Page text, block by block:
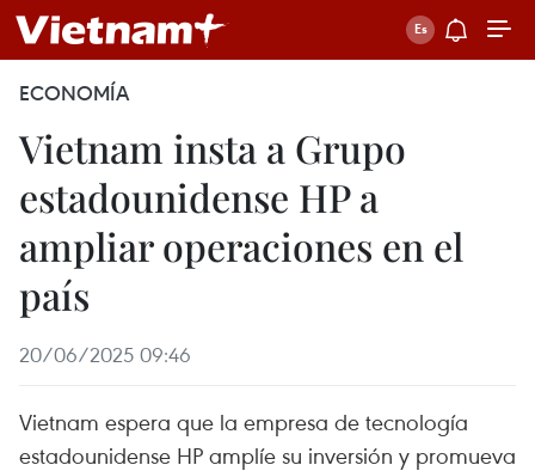
ECONOMÍA
Vietnam insta a Grupo
estadounidense HP a
ampliar operaciones en el
país
20/06/2025 09:46
Vietnam espera que la empresa de tecnología
estadounidense HP amplíe su inversión y promueva